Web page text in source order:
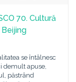
70. Cultură
Beijing
se întâlnesc
demult apuse,
păstrând